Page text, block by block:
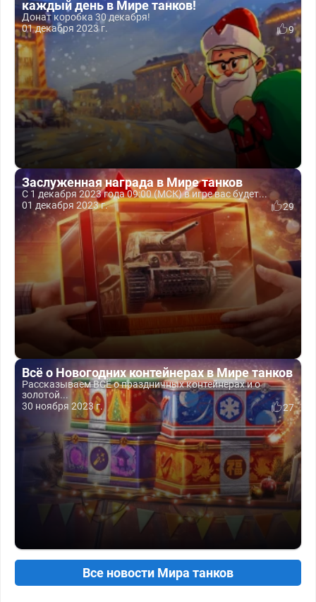
каждый день в Мире танков!
Донат коробка 30 декабря!
01 декабря 2023 г.
9
Заслуженная награда в Мире танков
С 1 декабря 2023 года 09:00 (МСК) в игре вас будет...
01 декабря 2023 г.
29
Всё о Новогодних контейнерах в Мире танков
Рассказываем ВСЁ о праздничных контейнерах и о
золотой...
30 ноября 2023 г.
27
Все новости Мира танков